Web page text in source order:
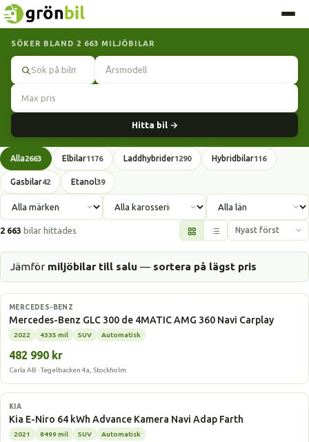
SÖKER BLAND 2 663 MILJÖBILAR
Hitta bil →
Alla2663 Elbilar1176 Laddhybrider1290 Hybridbilar116
Gasbilar42 Etanol39
2 663 bilar hittades
Jämför miljöbilar till salu — sortera på lägst pris
Laddhybrid
MERCEDES-BENZ
Mercedes-Benz GLC 300 de 4MATIC AMG 360 Navi Carplay
2022 4335 mil SUV Automatisk
482 990 kr
Carla AB · Tegelbacken 4a, Stockholm
Elbil
KIA
Kia E-Niro 64 kWh Advance Kamera Navi Adap Farth
2021 8499 mil SUV Automatisk